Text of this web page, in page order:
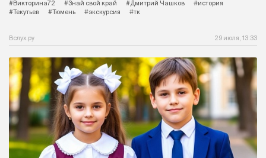
#Викторина72
#Знай свой край #Дмитрий Чашков
#история
#Текутьев
#Тюмень #экскурсия #тк
Вслух.ру 29 июля, 13:33